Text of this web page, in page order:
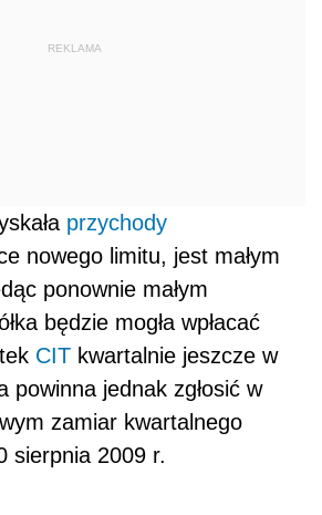
REKLAMA
przychody
nowego limitu, jest małym
ponownie małym
będzie mogła wpłacać
CIT kwartalnie jeszcze w
powinna jednak zgłosić w
zamiar kwartalnego
sierpnia 2009 r.